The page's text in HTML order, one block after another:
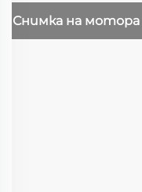
Снимка на мотора